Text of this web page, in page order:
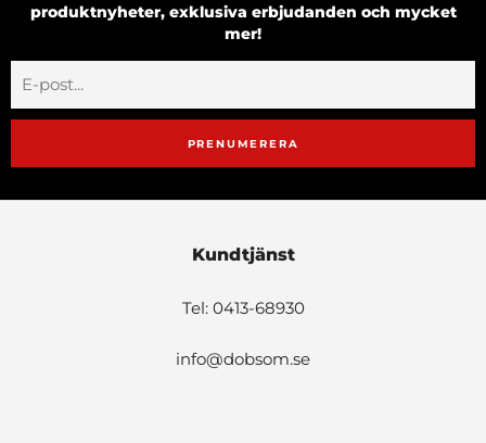
produktnyheter, exklusiva erbjudanden och mycket
mer!
PRENUMERERA
Kundtjänst
Tel: 0413-68930
info@dobsom.se